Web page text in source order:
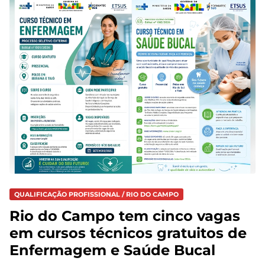
QUALIFICAÇÃO PROFISSIONAL / RIO DO CAMPO
Rio do Campo tem cinco vagas
em cursos técnicos gratuitos de
Enfermagem e Saúde Bucal